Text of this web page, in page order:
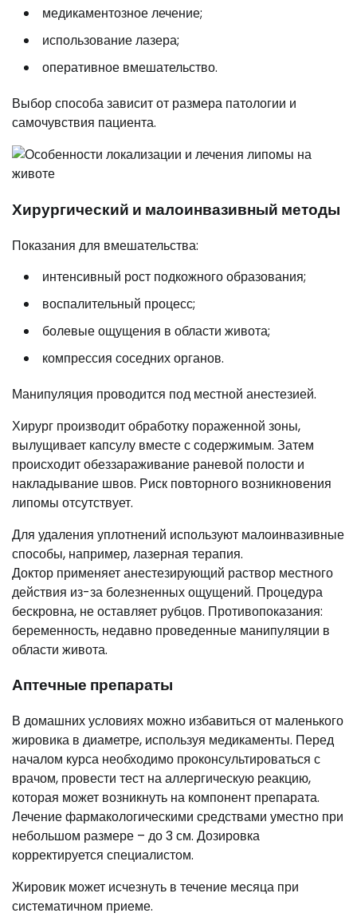
медикаментозное лечение;
использование лазера;
оперативное вмешательство.
Выбор способа зависит от размера патологии и
самочувствия пациента.
Хирургический и малоинвазивный методы
Показания для вмешательства:
интенсивный рост подкожного образования;
воспалительный процесс;
болевые ощущения в области живота;
компрессия соседних органов.
Манипуляция проводится под местной анестезией.
Хирург производит обработку пораженной зоны,
вылущивает капсулу вместе с содержимым. Затем
происходит обеззараживание раневой полости и
накладывание швов. Риск повторного возникновения
липомы отсутствует.
Для удаления уплотнений используют малоинвазивные
способы, например, лазерная терапия.
Доктор применяет анестезирующий раствор местного
действия из-за болезненных ощущений. Процедура
бескровна, не оставляет рубцов. Противопоказания:
беременность, недавно проведенные манипуляции в
области живота.
Аптечные препараты
В домашних условиях можно избавиться от маленького
жировика в диаметре, используя медикаменты. Перед
началом курса необходимо проконсультироваться с
врачом, провести тест на аллергическую реакцию,
которая может возникнуть на компонент препарата.
Лечение фармакологическими средствами уместно при
небольшом размере – до 3 см. Дозировка
корректируется специалистом.
Жировик может исчезнуть в течение месяца при
систематичном приеме.